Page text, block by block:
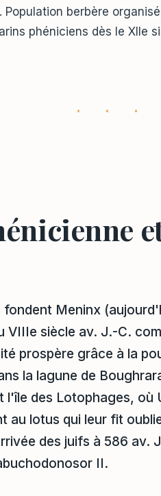
Population berbère
phéniciens dès le XIIe
· · ·
fondent Meninx
VIIIe siècle av. J.-C.
prospère grâce à la
la lagune de
l'île des Lotophages, où
au lotus qui leur fit
des juifs à 586 av.
II.